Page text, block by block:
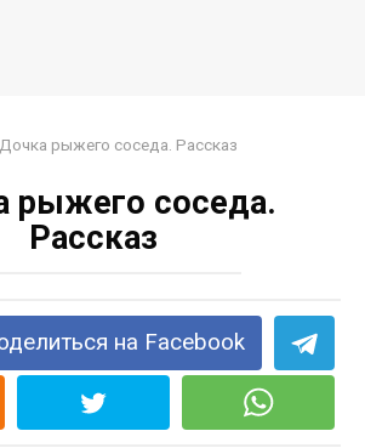
Дочка рыжего соседа. Рассказ
рыжего соседа.
Рассказ
на Facebook